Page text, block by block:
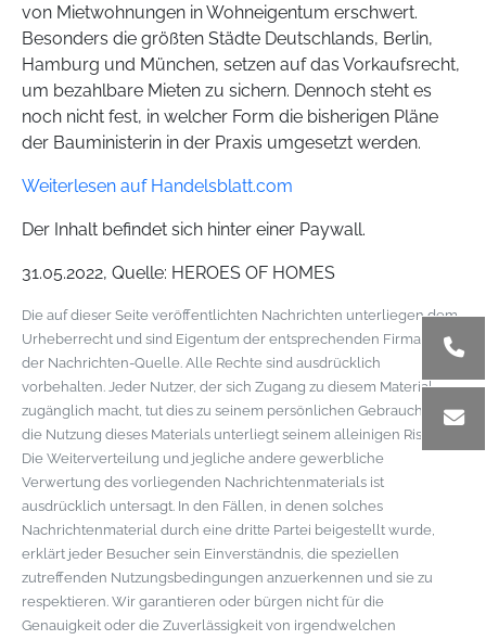
von Mietwohnungen in Wohneigentum erschwert.
Besonders die größten Städte Deutschlands, Berlin,
Hamburg und München, setzen auf das Vorkaufsrecht,
um bezahlbare Mieten zu sichern. Dennoch steht es
noch nicht fest, in welcher Form die bisherigen Pläne
der Bauministerin in der Praxis umgesetzt werden.
Weiterlesen auf Handelsblatt.com
Der Inhalt befindet sich hinter einer Paywall.
31.05.2022, Quelle: HEROES OF HOMES
Die auf dieser Seite veröffentlichten Nachrichten unterliegen dem
Urheberrecht und sind Eigentum der entsprechenden Firma bzw.
der Nachrichten-Quelle. Alle Rechte sind ausdrücklich
vorbehalten. Jeder Nutzer, der sich Zugang zu diesem Material
zugänglich macht, tut dies zu seinem persönlichen Gebrauch und
die Nutzung dieses Materials unterliegt seinem alleinigen Risiko.
Die Weiterverteilung und jegliche andere gewerbliche
Verwertung des vorliegenden Nachrichtenmaterials ist
ausdrücklich untersagt. In den Fällen, in denen solches
Nachrichtenmaterial durch eine dritte Partei beigestellt wurde,
erklärt jeder Besucher sein Einverständnis, die speziellen
zutreffenden Nutzungsbedingungen anzuerkennen und sie zu
respektieren. Wir garantieren oder bürgen nicht für die
Genauigkeit oder die Zuverlässigkeit von irgendwelchen